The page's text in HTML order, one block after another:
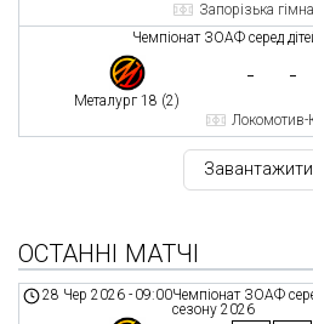
Запорізька
Чемпіонат ЗОАФ серед
Металург 18 (2)
- -
ОСТАННІ МАТЧІ
Чемпіонат ЗОАФ
сезону 2026
28 Чер 2026 - 09:00